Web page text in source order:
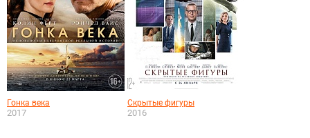
Гонка века
2017
Скрытые фигуры
2016